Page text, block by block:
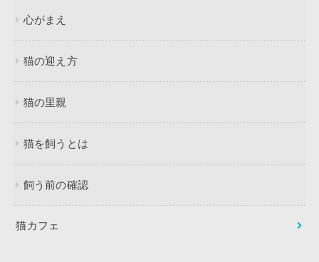
心がまえ
猫の迎え方
猫の里親
猫を飼うとは
飼う前の確認
猫カフェ